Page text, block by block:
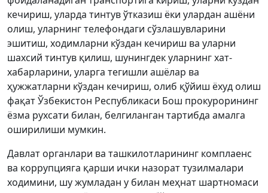
кечириш, уларда тинтув ўтказиш ёки улардан ашёни
олиш, уларнинг телефондаги сўзлашувларини
эшитиш, ходимларни кўздан кечириш ва уларни
шахсий тинтув қилиш, шунингдек уларнинг хат-
хабарларини, уларга тегишли ашёлар ва
ҳужжатларни кўздан кечириш, олиб қўйиш ёхуд олиш
фақат Ўзбекистон Республикаси Бош прокурорининг
ёзма рухсати билан, белгиланган тартибда амалга
оширилиши мумкин.
Давлат органлари ва ташкилотларининг комплаенс
ва коррупцияга қарши ички назорат тузилмалари
ходимини, шу жумладан у билан меҳнат шартномаси